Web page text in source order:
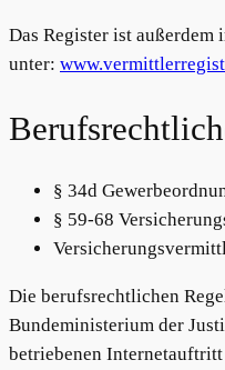
Das Register ist außerdem
unter:
§ 34d
§ 59-68
Die berufsrechtlichen
Bundeministerium der
betriebenen Internetauftritt